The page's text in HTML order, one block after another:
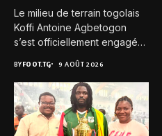
Le milieu de terrain togolais
Koffi Antoine Agbetogon
s’est officiellement engagé
BYFOOT.TG 9 AOÛT 2026